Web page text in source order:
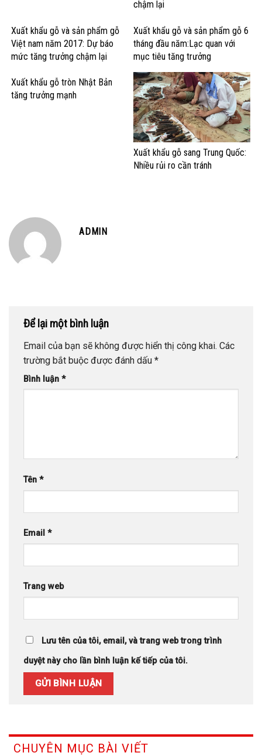
chậm lại
Xuất khẩu gỗ và sản phẩm gỗ
Việt nam năm 2017: Dự báo
mức tăng trưởng chậm lại
Xuất khẩu gỗ và sản phẩm gỗ 6
tháng đầu năm:Lạc quan với
mục tiêu tăng trưởng
Xuất khẩu gỗ tròn Nhật Bản
tăng trưởng mạnh
Xuất khẩu gỗ sang Trung Quốc:
Nhiều rủi ro cần tránh
ADMIN
Để lại một bình luận
Email của bạn sẽ không được hiển thị công khai. Các
trường bắt buộc được đánh dấu *
Bình luận *
Tên *
Email *
Trang web
Lưu tên của tôi, email, và trang web trong trình
duyệt này cho lần bình luận kế tiếp của tôi.
CHUYÊN MỤC BÀI VIẾT